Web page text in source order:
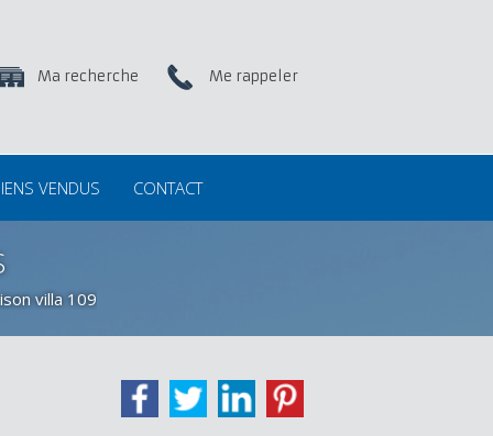
Me rappeler
Ma recherche
VENDUS CONTACT
villa 109